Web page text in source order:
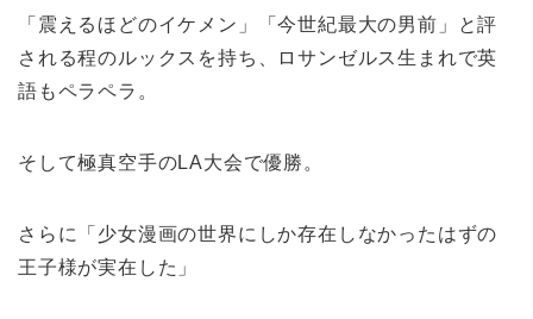
「震えるほどのイケメン」「今世紀最大の男前」と評
される程のルックスを持ち、ロサンゼルス生まれで英
語もペラペラ。
そして極真空手のLA大会で優勝。
さらに「少女漫画の世界にしか存在しなかったはずの
王子様が実在した」